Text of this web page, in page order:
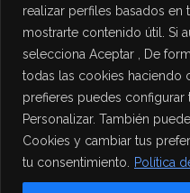
realizar perfiles basados en
mostrarte contenido útil. Si
selecciona Aceptar , De
todas las cookies haciendo
prefieres puedes
Personalizar. También
Cookies y cambiar tus
tu consentimiento.
Política
Política de Privacidad
Política de Cookies
Aviso Legal